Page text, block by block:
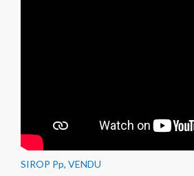
SIROP Pp, VENDU